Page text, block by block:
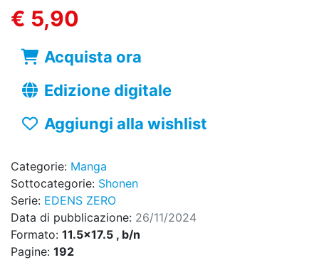
€ 5,90
Acquista ora
Edizione digitale
Aggiungi alla wishlist
Categorie: Manga
Sottocategorie: Shonen
Serie: EDENS ZERO
Data di pubblicazione: 26/11/2024
Formato: 11.5x17.5 , b/n
Pagine: 192